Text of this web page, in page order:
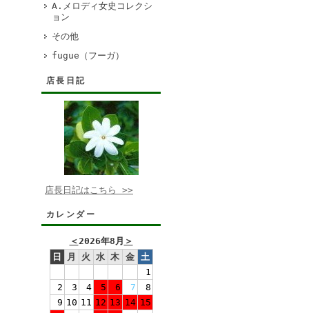
A.メロディ女史コレクシ
ョン
その他
fugue（フーガ）
店長日記
店長日記はこちら >>
カレンダー
＜2026年8月 ＞
日
月 火 水 木 金
土
1
2
3 4 5 6 7
8
9 10 11 12 13 14 15